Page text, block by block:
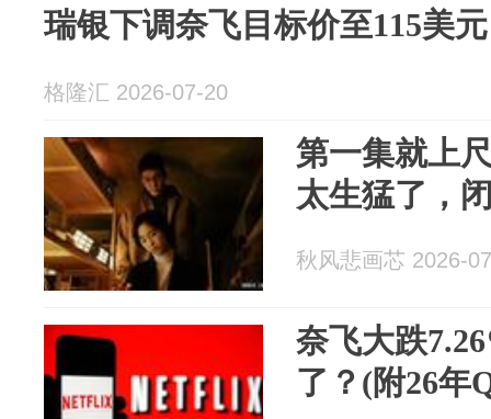
瑞银下调奈飞目标价至115美元
格隆汇 2026-07-20
第一集就上
太生猛了，
秋风悲画芯 2026-
奈飞大跌
了？(附26年